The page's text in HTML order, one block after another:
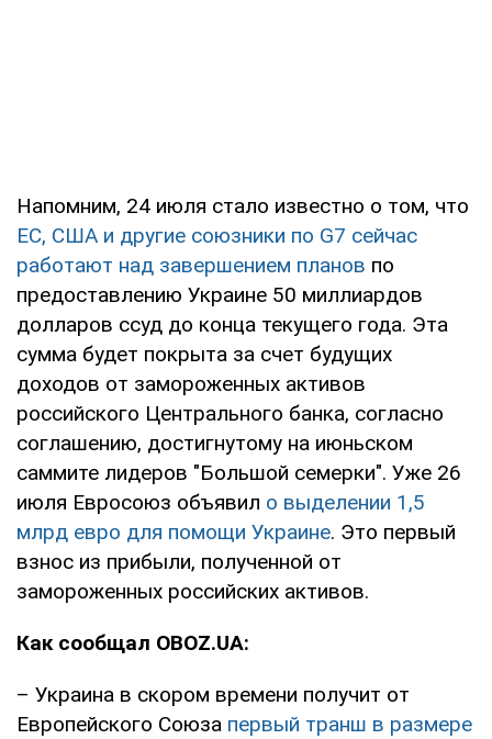
Напомним, 24 июля стало известно о том, что
ЕС, США и другие союзники по G7 сейчас
работают над завершением планов по
предоставлению Украине 50 миллиардов
долларов ссуд до конца текущего года. Эта
сумма будет покрыта за счет будущих
доходов от замороженных активов
российского Центрального банка, согласно
соглашению, достигнутому на июньском
саммите лидеров "Большой семерки". Уже 26
июля Евросоюз объявил о выделении 1,5
млрд евро для помощи Украине. Это первый
взнос из прибыли, полученной от
замороженных российских активов.
Как сообщал OBOZ.UA:
– Украина в скором времени получит от
Европейского Союза первый транш в размере